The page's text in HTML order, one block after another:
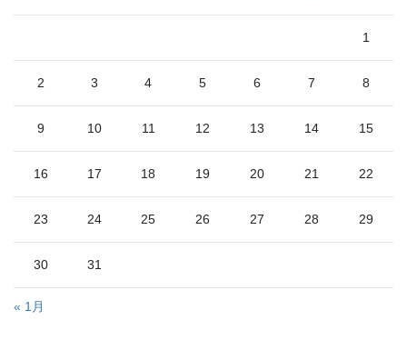
1
2 3 4 5 6 7 8
9 10 11 12 13 14 15
16 17 18 19 20 21 22
23 24 25 26 27 28 29
30 31
« 1月